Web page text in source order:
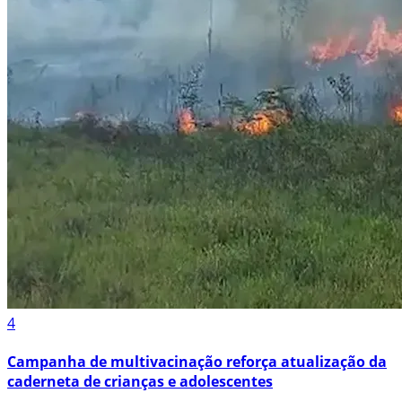
4
Campanha de multivacinação reforça atualização da
caderneta de crianças e adolescentes